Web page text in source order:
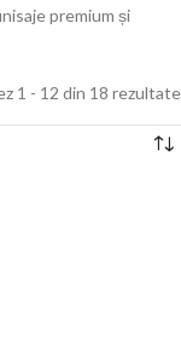
premium și
1 - 12 din 18 rezultate